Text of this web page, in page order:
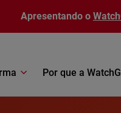
Apresentando o
Por que a